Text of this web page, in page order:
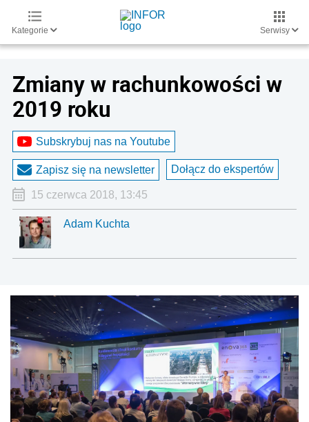
Kategorie Serwisy
Zmiany w rachunkowości w
2019 roku
Subskrybuj nas na Youtube
Zapisz się na newsletter Dołącz do ekspertów
15 czerwca 2018, 13:45
Adam Kuchta